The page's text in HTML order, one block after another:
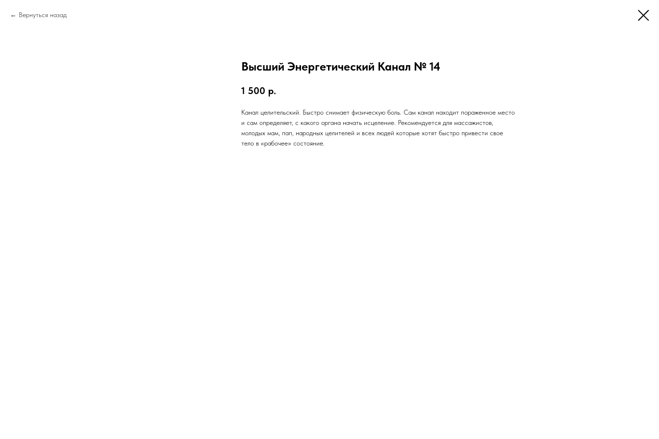
Вернуться назад
Высший Энергетический Канал № 14
1 500 р.
Канал целительский. Быстро снимает физическую боль. Сам канал находит пораженное место
и сам определяет, с какого органа начать исцеление. Рекомендуется для массажистов,
молодых мам, пап, народных целителей и всех людей которые хотят быстро привести свое
тело в «рабочее» состояние.